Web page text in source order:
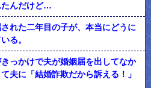
たんだけど…
れた二年目の子が、本当にどうに
る。
っかけで夫が婚姻届を出してなか
夫に「結婚詐欺だから訴える！」